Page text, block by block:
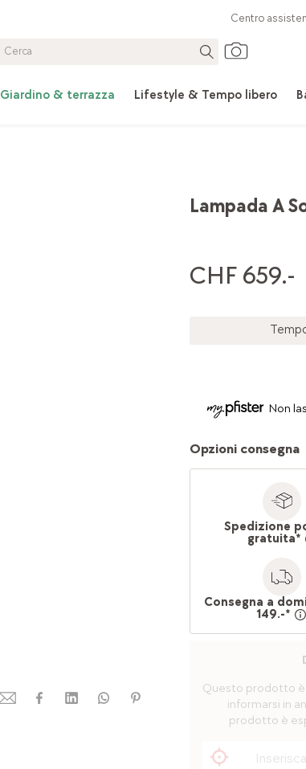
Giardino & terrazza Lifestyle & Tempo libero
Centro
Lampada A
CHF 659.-
Non
Opzioni consegna
Spedizione
gratuita*
Consegna a
149.-*
Questo prodotto è
informarsi in
prodotto è